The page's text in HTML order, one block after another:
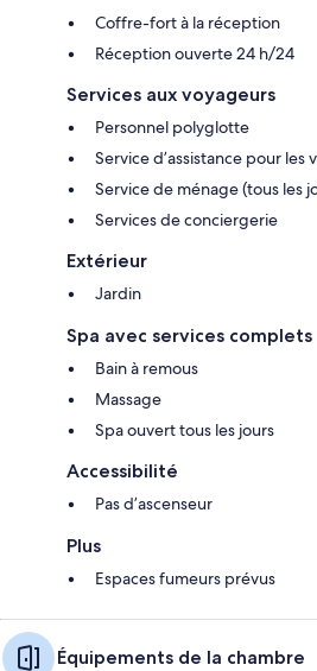
Coffre-fort à la réception
Réception ouverte 24 h/24
Services aux voyageurs
Personnel polyglotte
Service d’assistance pour les
Service de ménage (tous les
Services de conciergerie
Extérieur
Jardin
Spa avec services complets
Bain à remous
Massage
Spa ouvert tous les jours
Accessibilité
Pas d’ascenseur
Plus
Espaces fumeurs prévus
Équipements de la chambre